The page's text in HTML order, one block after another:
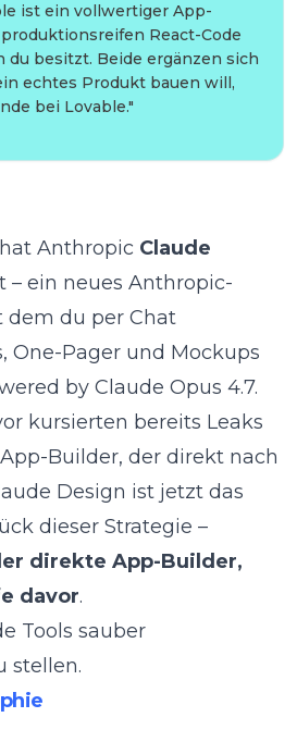
ist ein vollwertiger App-
React-Code
du besitzt. Beide ergänzen sich
echtes Produkt bauen will,
bei Lovable."
Anthropic Claude
– ein neues Anthropic-
dem du per Chat
One-Pager und Mockups
by Claude Opus 4.7.
kursierten bereits Leaks
Builder, der direkt nach
Design ist jetzt das
dieser Strategie –
direkte App-Builder,
davor.
Tools sauber
stellen.